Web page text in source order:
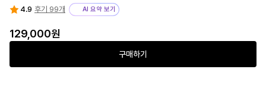
4.9 후기 99개 AI 요약 보기
129,000원
구매하기